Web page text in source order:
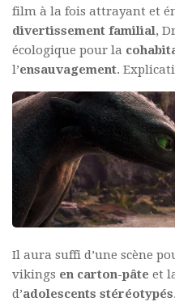
film à la fois attrayant et
divertissement familial,
écologique pour la
l’ensauvagement.
Il aura suffi d’une scène
vikings en carton-pâte et
d’adolescents stéréotypés